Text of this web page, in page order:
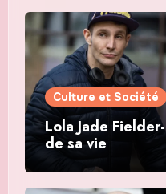
Culture et Société
Lola Jade
de sa vie